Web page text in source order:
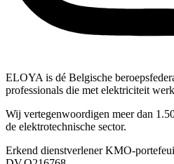
ELOYA is dé Belgische
professionals die met elektriciteit
Wij vertegenwoordigen meer dan
de elektrotechnische sector.
Erkend dienstverlener KMO-